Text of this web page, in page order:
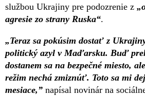
službou Ukrajiny pre podozrenie z
agresie zo strany Ruska“.
„Teraz sa pokúsim dostať z
politický azyl v Maďarsku. Buď
dostanem sa na bezpečné miesto,
režim nechá zmiznúť. Toto sa mi
mesiace,” napísal novinár na